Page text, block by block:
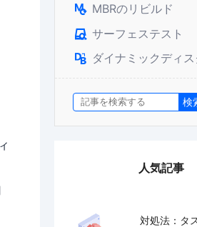
 MBRのリビルド
 サーフェステスト
 ダイナミックディ
人気記事
対処法：タ